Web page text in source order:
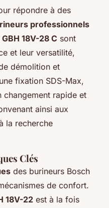
répondre à des
professionnels
GBH 18V-28 C sont
et leur versatilité,
démolition et
fixation SDS-Max,
changement rapide et
ainsi aux
la recherche
Clés
des burineurs Bosch
de confort.
18V-22 est à la fois